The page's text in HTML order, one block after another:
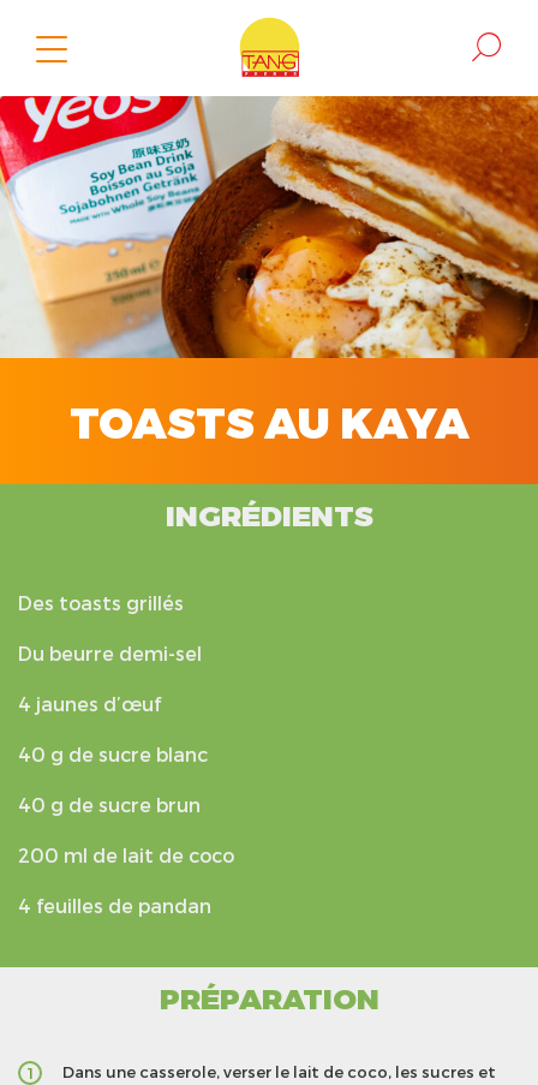
TOASTS AU KAYA
INGRÉDIENTS
Des toasts grillés
Du beurre demi-sel
4 jaunes d’œuf
40 g de sucre blanc
40 g de sucre brun
200 ml de lait de coco
4 feuilles de pandan
PRÉPARATION
1
Dans une casserole, verser le lait de coco, les sucres et